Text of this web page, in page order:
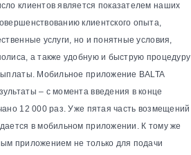
клиентов является показателем наших
клиентского опыта,
услуги, но и понятные условия,
а также удобную и быструю процедуру
Мобильное приложение BALTA
– с момента введения в конце
12 000 раз. Уже пятая часть возмещений
в мобильном приложении. К тому же
приложением не только для подачи